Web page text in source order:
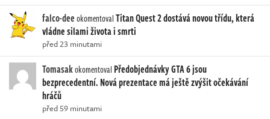
falco-deeokomentovalTitan Quest 2 dostává novou třídu, která
vládne silami života i smrti
před 23 minutami
Tomasakokomentoval Předobjednávky GTA 6 jsou
bezprecedentní. Nová prezentace má ještě zvýšit očekávání
hráčů
před 59 minutami